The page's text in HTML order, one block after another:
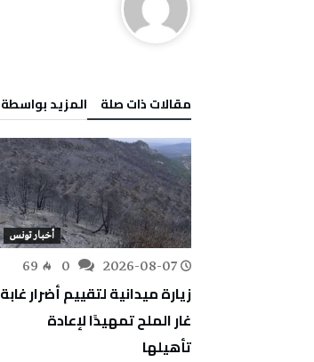
‫مقالات ذات صلة‬ ‫‫المزيد بواسطة‬ ‬ خليل‭ ‬بلحاج‭ ‬علي
أخبار تونس
2026-08-07
69
زيارة ميدانية لتقييم أضرار غابة
غار الملح تمهيدًا لإعادة
تأهيلها